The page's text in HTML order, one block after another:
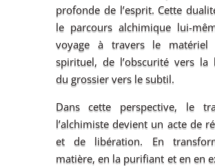
profonde de l’esprit. Cette
le parcours alchimique lui-
voyage à travers le
spirituel, de l’obscurité vers la
du grossier vers le subtil.
Dans cette perspective, le
l’alchimiste devient un acte de
et de libération. En
matière, en la purifiant et en en